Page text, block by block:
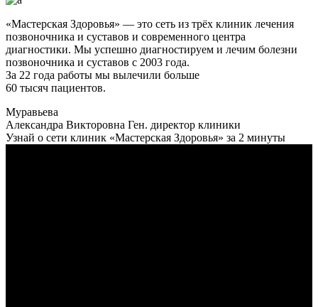
«Мастерская Здоровья» — это сеть из трёх клиник лечения
позвоночника и суставов и современного центра
диагностики. Мы успешно диагностируем и лечим болезни
позвоночника и суставов с 2003 года.
За 22 года работы мы вылечили больше
60 тысяч пациентов.
Муравьева
Александра Викторовна Ген. директор клиники
Узнай о сети клиник «Мастерская Здоровья» за 2 минуты